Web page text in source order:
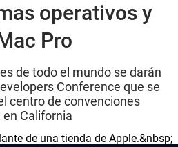
operativos y
Pro
de todo el mundo se darán
Conference que se
centro de convenciones
en California